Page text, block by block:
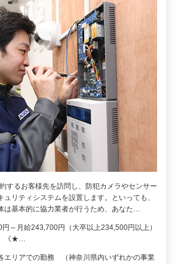
するお客様先を訪問し、防犯カメラやセンサー
ュリティシステムを設置します。といっても、
は基本的に協力業者が行うため、あなた…
円～月給243,700円（大卒以上234,500円以上）
《★…
エリアでの勤務 （神奈川県内いずれかの事業